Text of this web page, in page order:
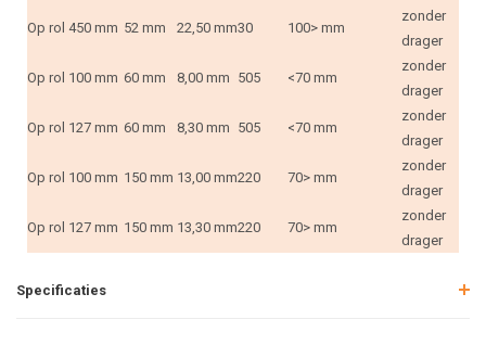
Op rol 450 mm 52 mm 22,50 mm30 100> mm
zonder
drager
Op rol 100 mm 60 mm 8,00 mm 505 <70 mm
zonder
drager
Op rol 127 mm 60 mm 8,30 mm 505 <70 mm
zonder
drager
Op rol 100 mm 150 mm 13,00 mm220 70> mm
zonder
drager
Op rol 127 mm 150 mm 13,30 mm220 70> mm
zonder
drager
Specificaties